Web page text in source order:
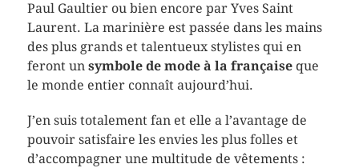
Paul Gaultier ou bien encore par Yves Saint
Laurent. La marinière est passée dans les mains
des plus grands et talentueux stylistes qui en
feront un symbole de mode à la françaiseque
le monde entier connaît aujourd’hui.
J’en suis totalement fan et elle a l’avantage de
pouvoir satisfaire les envies les plus folles et
d’accompagner une multitude de vêtements :